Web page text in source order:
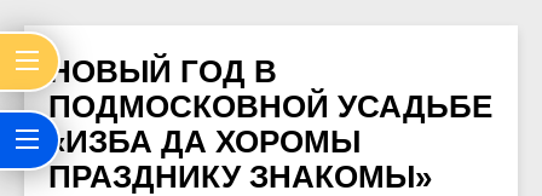
НОВЫЙ ГОД В
ПОДМОСКОВНОЙ УСАДЬБЕ
«ИЗБА ДА ХОРОМЫ
ПРАЗДНИКУ ЗНАКОМЫ»